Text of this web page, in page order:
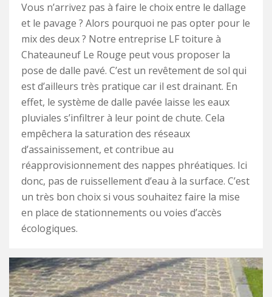
Vous n’arrivez pas à faire le choix entre le dallage
et le pavage ? Alors pourquoi ne pas opter pour le
mix des deux ? Notre entreprise LF toiture à
Chateauneuf Le Rouge peut vous proposer la
pose de dalle pavé. C’est un revêtement de sol qui
est d’ailleurs très pratique car il est drainant. En
effet, le système de dalle pavée laisse les eaux
pluviales s’infiltrer à leur point de chute. Cela
empêchera la saturation des réseaux
d’assainissement, et contribue au
réapprovisionnement des nappes phréatiques. Ici
donc, pas de ruissellement d’eau à la surface. C’est
un très bon choix si vous souhaitez faire la mise
en place de stationnements ou voies d’accès
écologiques.